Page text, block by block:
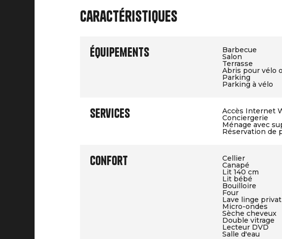
Caractéristiques
Équipements Barbecue
Salon
Terrasse
Abris pour vélo
Parking
Parking à vélo
Services Accès Internet
Conciergerie
Ménage avec
Réservation de
Confort Cellier
Canapé
Lit 140 cm
Lit bébé
Bouilloire
Four
Lave linge
Micro-ondes
Sèche cheveux
Double vitrage
Lecteur DVD
Salle d'eau